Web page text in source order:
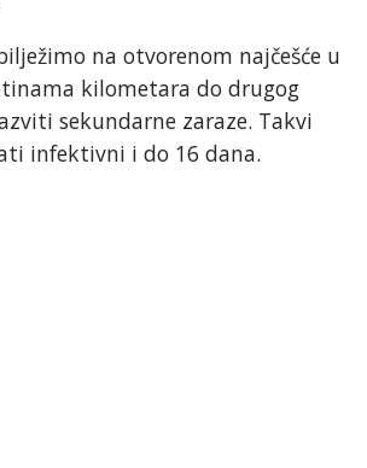
na otvorenom najčešće u
kilometara do drugog
sekundarne zaraze. Takvi
infektivni i do 16 dana.